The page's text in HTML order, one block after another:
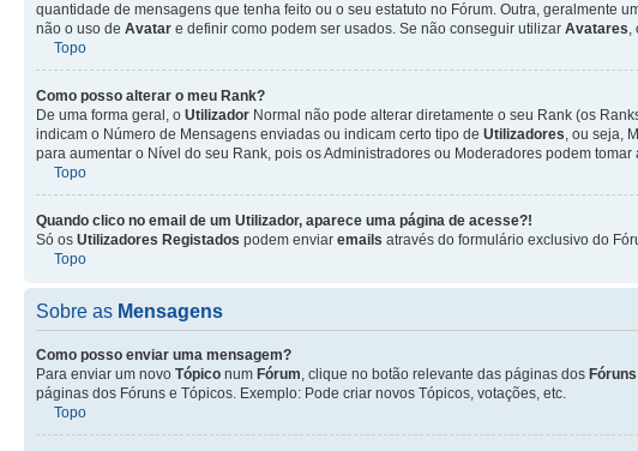
quantidade de mensagens que tenha feito ou o seu estatuto no Fórum. Outra, geralmente
não o uso de Avatar e definir como podem ser usados. Se não conseguir utilizar Avatares,
Topo
Como posso alterar o meu Rank?
De uma forma geral, o Utilizador Normal não pode alterar diretamente o seu Rank (os
indicam o Número de Mensagens enviadas ou indicam certo tipo de Utilizadores, ou seja,
para aumentar o Nível do seu Rank, pois os Administradores ou Moderadores podem
Topo
Quando clico no email de um Utilizador, aparece uma página de acesse?!
Só os Utilizadores Registados podem enviar emails através do formulário exclusivo do
Topo
Sobre as Mensagens
Como posso enviar uma mensagem?
Para enviar um novo Tópico num Fórum, clique no botão relevante das páginas dos Fóruns
páginas dos Fóruns e Tópicos. Exemplo: Pode criar novos Tópicos, votações, etc.
Topo